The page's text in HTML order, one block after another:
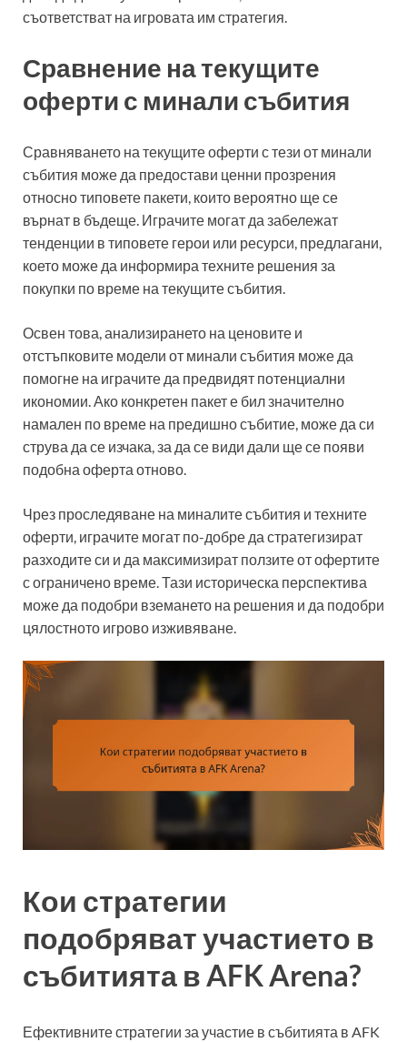
съответстват на игровата им стратегия.
Сравнение на текущите
оферти с минали събития
Сравняването на текущите оферти с тези от минали
събития може да предостави ценни прозрения
относно типовете пакети, които вероятно ще се
върнат в бъдеще. Играчите могат да забележат
тенденции в типовете герои или ресурси, предлагани,
което може да информира техните решения за
покупки по време на текущите събития.
Освен това, анализирането на ценовите и
отстъпковите модели от минали събития може да
помогне на играчите да предвидят потенциални
икономии. Ако конкретен пакет е бил значително
намален по време на предишно събитие, може да си
струва да се изчака, за да се види дали ще се появи
подобна оферта отново.
Чрез проследяване на миналите събития и техните
оферти, играчите могат по-добре да стратегизират
разходите си и да максимизират ползите от офертите
с ограничено време. Тази историческа перспектива
може да подобри вземането на решения и да подобри
цялостното игрово изживяване.
Кои стратегии
подобряват участието в
събитията в AFK Arena?
Ефективните стратегии за участие в събитията в AFK